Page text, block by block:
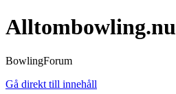
Alltombowling.nu
BowlingForum
Gå direkt till innehåll